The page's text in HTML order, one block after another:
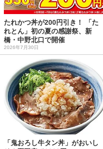
たれかつ丼が200円引き！ 「た
れとん」初の夏の感謝祭、新
橋・中野北口で開催
2026年7月30日
「鬼おろし牛タン丼」がおいし